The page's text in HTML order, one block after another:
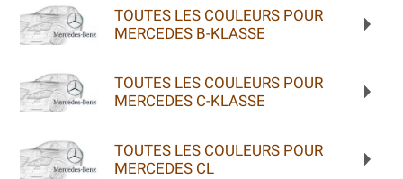
TOUTES LES COULEURS POUR
MERCEDES B-KLASSE
TOUTES LES COULEURS POUR
MERCEDES C-KLASSE
TOUTES LES COULEURS POUR
MERCEDES CL